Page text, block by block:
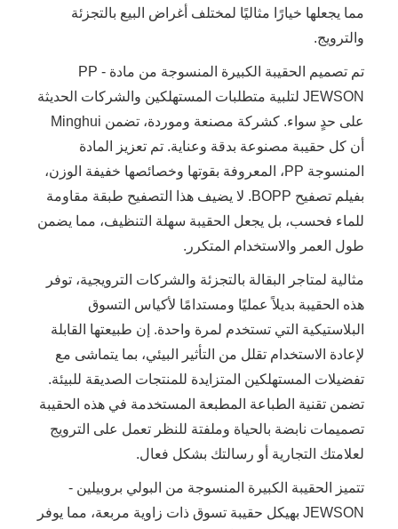
مما يجعلها خيارًا مثاليًا لمختلف أغراض البيع بالتجزئة
والترويج.
تم تصميم الحقيبة الكبيرة المنسوجة من مادة PP -
JEWSON لتلبية متطلبات المستهلكين والشركات الحديثة
على حدٍ سواء. كشركة مصنعة وموردة، تضمن Minghui
أن كل حقيبة مصنوعة بدقة وعناية. تم تعزيز المادة
المنسوجة PP، المعروفة بقوتها وخصائصها خفيفة الوزن،
بفيلم تصفيح BOPP. لا يضيف هذا التصفيح طبقة مقاومة
للماء فحسب، بل يجعل الحقيبة سهلة التنظيف، مما يضمن
طول العمر والاستخدام المتكرر.
مثالية لمتاجر البقالة بالتجزئة والشركات الترويجية، توفر
هذه الحقيبة بديلاً عمليًا ومستدامًا لأكياس التسوق
البلاستيكية التي تستخدم لمرة واحدة. إن طبيعتها القابلة
لإعادة الاستخدام تقلل من التأثير البيئي، بما يتماشى مع
تفضيلات المستهلكين المتزايدة للمنتجات الصديقة للبيئة.
تضمن تقنية الطباعة المطبعة المستخدمة في هذه الحقيبة
تصميمات نابضة بالحياة وملفتة للنظر تعمل على الترويج
لعلامتك التجارية أو رسالتك بشكل فعال.
تتميز الحقيبة الكبيرة المنسوجة من البولي بروبيلين -
JEWSON بهيكل حقيبة تسوق ذات زاوية مربعة، مما يوفر